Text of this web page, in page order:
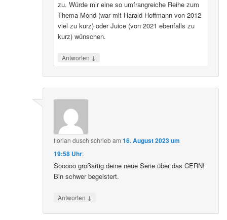
zu. Würde mir eine so umfrangreiche Reihe zum
Thema Mond (war mit Harald Hoffmann von 2012
viel zu kurz) oder Juice (von 2021 ebenfalls zu
kurz) wünschen.
Antworten ↓
florian dusch schriebam16. August 2023 um
19:58 Uhr:
Sooooo großartig deine neue Serie über das CERN!
Bin schwer begeistert.
Antworten ↓